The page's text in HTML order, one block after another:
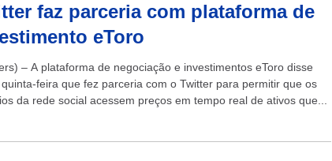
faz parceria com plataforma de
eToro
– A plataforma de negociação e investimentos eToro disse
feira que fez parceria com o Twitter para permitir que os
da rede social acessem preços em tempo real de ativos que...